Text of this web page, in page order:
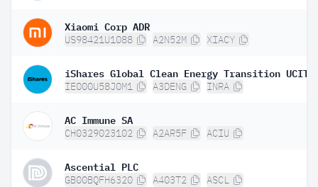
Xiaomi Corp ADR
US98421U1088 A2N52M XIACY
IE000U58J0M1 A3DENG INRA
AC Immune SA
CH0329023102 A2AR5F ACIU
Ascential PLC
GB00BQFH6320 A403T2 ASCL